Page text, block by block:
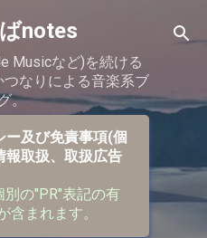
コンテンツに移動
notes
Musicなど)を続ける
なりによる音楽系ブ
。
ー及び免責事項(個
報取扱、取扱広告
の"PR"表記の有
含まれます。